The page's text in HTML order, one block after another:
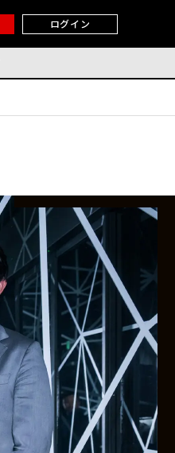
ログイン